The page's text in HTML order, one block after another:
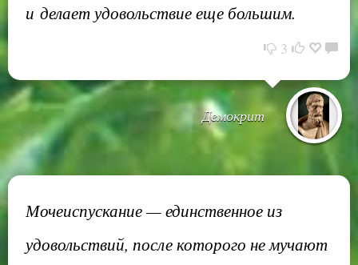
и делает удовольствие еще большим.
3
Демокрит
Мочеиспускание — единственное из
удовольствий, после которого не мучают